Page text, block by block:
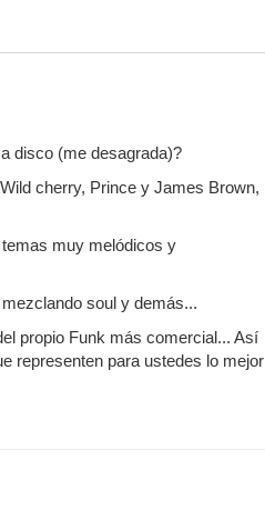
disco (me desagrada)?
cherry, Prince y James Brown,
muy melódicos y
soul y demás...
propio Funk más comercial... Así
representen para ustedes lo mejor